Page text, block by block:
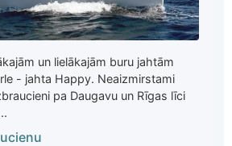
un lielākajām buru jahtām
- jahta Happy. Neaizmirstami
pa Daugavu un Rīgas līci